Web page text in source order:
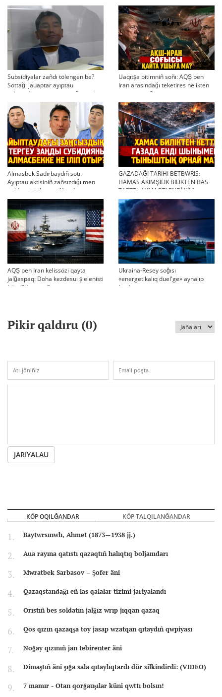
Subsidiyalar zañdı tölengen be?
Sottağı jauaptar ayıptau
twjırımdarın qayta qarauğa negiz
bola ala ma?
Uaqıtşa bitimniñ soñı: AQŞ pen
Iran arasındağı teketires nelikten
qayta uşıqtı?
Almasbek Sadırbaydıñ sotı.
Ayıptau aktisiniñ zañsızdığı men
qoldan ösirilgen milliondar
GAZADAĞI TARIHI BETBWRIS:
HAMAS ÄKİMŞİLİK BILİKTEN BAS
TARTTI. AYMAQTI ENDİ KİM
BASQARADI?
AQŞ pen Iran kelissözi qayta
jalğaspaq: Doha kezdesui şielenisti
bäseñdete me?
Ukraina-Resey soğısı
«energetikalıq duel'ge» aynalıp
ketti
Pikir qaldıru (0)
JARIYALAU
KÖP OQILĞANDAR KÖP TALQILANĞANDAR
Baytwrsınwlı, Ahmet (1873—1938 jj.)
Aua rayına qatıstı qazaqtıñ halıqtıq boljamdarı
Mwratbek Sarbasov – Şofer äni
Qazaqstandağı eñ las qalalar tizimi jariyalandı
Orıstıñ bes soldatın jalğız wrıp jıqqan qazaq
Qos qızın qazaqşa toy jasap wzatqan qıtaydıñ qwpiyası
Noğay qızınıñ jan tebirenter äni
Dimaştıñ äni şığa sala qıtaylıqtardı dür silkindirdi: (VIDEO)
7 mamır - Otan qorğauşılar küni qwttı bolsın!